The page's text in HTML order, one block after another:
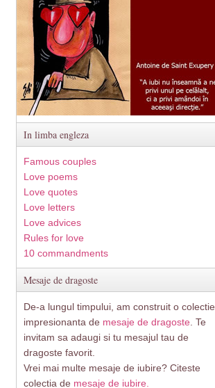
In limba engleza
Famous couples
Love poems
Love quotes
Love letters
Love advices
Rules for love
10 commandments
Mesaje de dragoste
De-a lungul timpului, am construit o colectie
impresionanta de mesaje de dragoste . Te
invitam sa adaugi si tu mesajul tau de
dragoste favorit.
Vrei mai multe mesaje de iubire? Citeste
colectia de mesaje de iubire.